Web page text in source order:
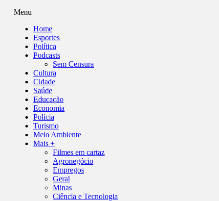
Menu
Home
Esportes
Política
Podcasts
Sem Censura
Cultura
Cidade
Saúde
Educação
Economia
Polícia
Turismo
Meio Ambiente
Mais +
Filmes em cartaz
Agronegócio
Empregos
Geral
Minas
Ciência e Tecnologia